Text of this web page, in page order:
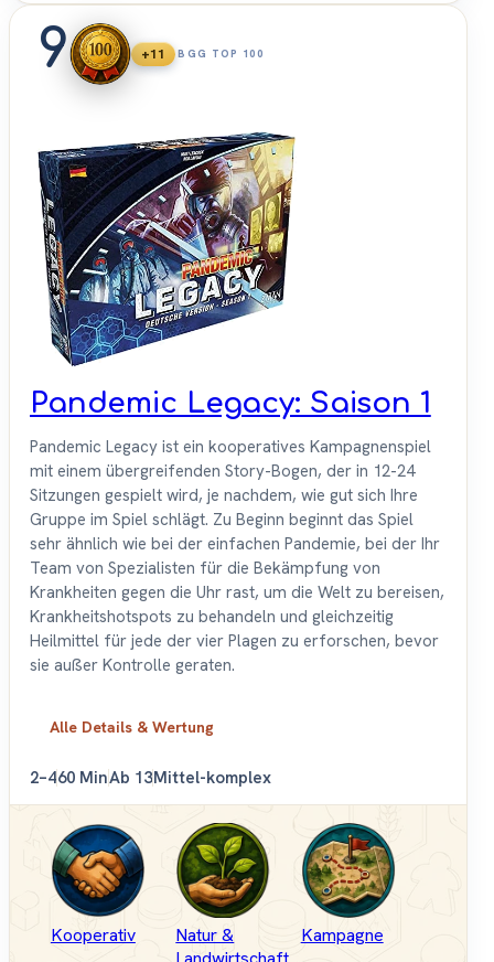
9 +11 BGG TOP 100
Pandemic Legacy: Saison 1
Pandemic Legacy ist ein kooperatives Kampagnenspiel
mit einem übergreifenden Story-Bogen, der in 12-24
Sitzungen gespielt wird, je nachdem, wie gut sich Ihre
Gruppe im Spiel schlägt. Zu Beginn beginnt das Spiel
sehr ähnlich wie bei der einfachen Pandemie, bei der Ihr
Team von Spezialisten für die Bekämpfung von
Krankheiten gegen die Uhr rast, um die Welt zu bereisen,
Krankheitshotspots zu behandeln und gleichzeitig
Heilmittel für jede der vier Plagen zu erforschen, bevor
sie außer Kontrolle geraten.
Alle Details & Wertung
2–460 MinAb 13Mittel-komplex
Kooperativ
Natur &
Kampagne